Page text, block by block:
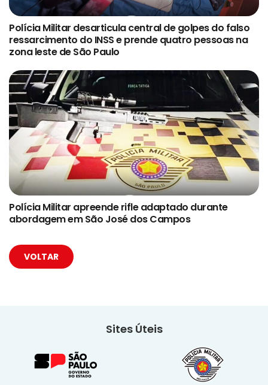
Polícia Militar desarticula central de golpes do falso
ressarcimento do INSS e prende quatro pessoas na
zona leste de São Paulo
Polícia Militar apreende rifle adaptado durante
abordagem em São José dos Campos
VOLTAR
Sites Úteis